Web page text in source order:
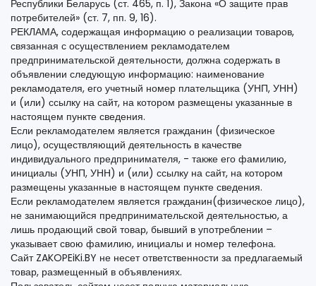
Республики Беларусь (ст. 465, п. 1), Закона «О защите прав
потребителей» (ст. 7, пп. 9, 16).
РЕКЛАМА, содержащая информацию о реализации товаров,
связанная с осуществлением рекламодателем
предпринимательской деятельности, должна содержать в
объявлении следующую информацию: наименование
рекламодателя, его учетный номер плательщика (УНП, УНН)
и (или) ссылку на сайт, на котором размещены указанные в
настоящем пункте сведения.
Если рекламодателем является гражданин (физическое
лицо), осуществляющий деятельность в качестве
индивидуального предпринимателя, - также его фамилию,
инициалы (УНП, УНН) и (или) ссылку на сайт, на котором
размещены указанные в настоящем пункте сведения.
Если рекламодателем является гражданин(физическое лицо),
не занимающийся предпринимательской деятельностью, а
лишь продающий свой товар, бывший в употреблении –
указывает свою фамилию, инициалы и номер телефона.
Сайт ZAKOPEiKi.BY не несет ответственности за предлагаемый
товар, размещенный в объявлениях.